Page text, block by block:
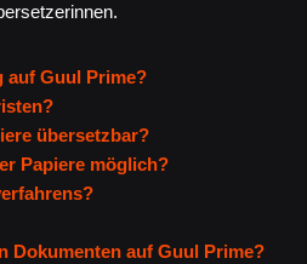
auf Guul Prime?
übersetzbar?
Papiere möglich?
Dokumenten auf Guul Prime?